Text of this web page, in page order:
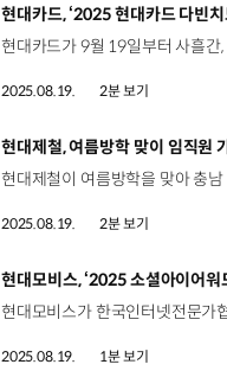
[동영상]
현대카드, ‘2025 현대카드 다빈치
2025.08.19. 2분 보기
[동영상]
2025.08.19. 2분 보기
[동영상]
현대모비스, ‘2025 소셜아이어워
2025.08.19. 1분 보기